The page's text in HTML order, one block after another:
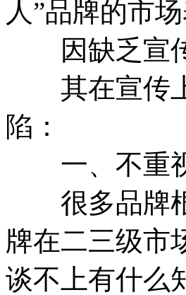
人”品牌的市
因缺乏宣传
其在宣传上
陷：
一、不重
很多品牌根
牌在二三级市
谈不上有什么